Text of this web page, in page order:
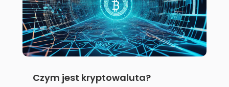
Czym jest kryptowaluta?